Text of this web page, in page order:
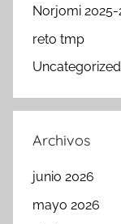
Norjomi 2025-
reto tmp
Uncategorized
Archivos
junio 2026
mayo 2026